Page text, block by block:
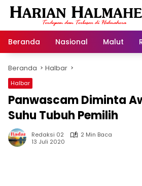
Langsung
Beranda
Nasional Malut
Beranda Halbar
Halbar
Panwascam Diminta
Suhu Tubuh Pemilih
Redaksi 02
2 Min Baca
13 Juli 2020